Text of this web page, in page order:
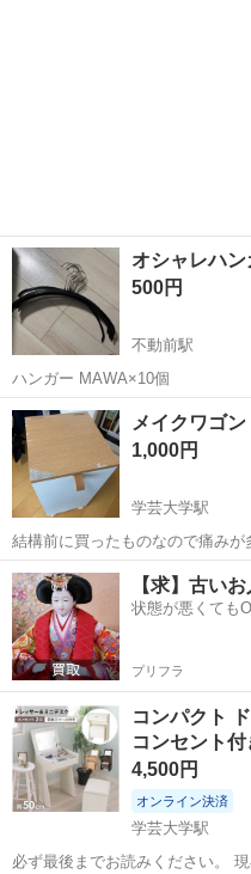
オシャレハ
500円
不動前駅
ハンガー MAWA×10個
東京 目黒区 不動前駅
メイクワゴン
1,000円
学芸大学駅
結構前に買ったものなので痛みが
があります。 100均のリメイク
まで出品しています。 完全リモートだったのが出社回帰へ流れが変わ
ったので 対応できる日時が...
東京 目黒区 学芸大学駅
【求】古い
状態が悪くても
プリフラ
コンパクト
コンセント
4,500円
オンライン決済
学芸大学駅
必ず最後までお読みください。 現在もオンラインショップなどで、